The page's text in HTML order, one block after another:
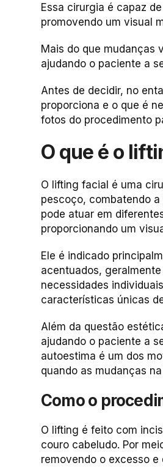
Essa cirurgia é capaz
promovendo um visual
Mais do que mudanças
ajudando o paciente a
Antes de decidir, no
proporciona e o que é
fotos do procedimento
O que é o
O lifting facial é uma
pescoço, combatendo
pode atuar em
proporcionando um
Ele é indicado
acentuados,
necessidades
características únicas
Além da questão
ajudando o paciente a
autoestima é um dos
quando as mudanças
Como o
O lifting é feito com
couro cabeludo. Por
removendo o excesso